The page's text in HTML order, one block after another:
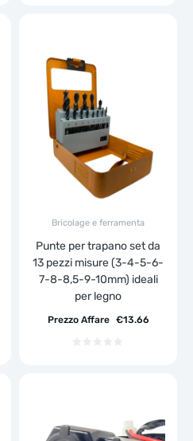
Bricolage e ferramenta
Punte per trapano set da
13 pezzi misure (3-4-5-6-
7-8-8,5-9-10mm) ideali
per legno
€13.66
Prezzo Affare